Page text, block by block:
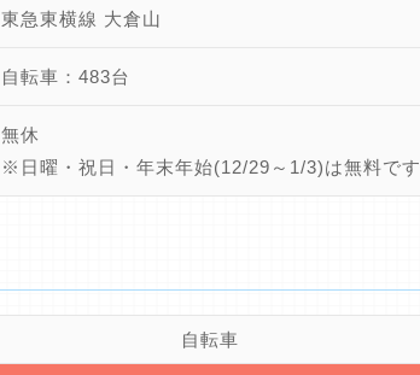
東急東横線 大倉山
自転車：483台
無休
※日曜・祝日・年末年始(12/29～1/3)は無料です
自転車